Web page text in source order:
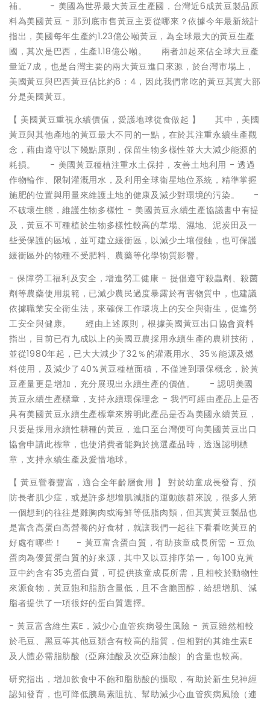
補。 - 美國為世界最大黃豆生產國，台灣近6成黃豆製品原
料為美國黃豆 - 那到底市售黃豆主要從哪來？依據今年最新統計
指出，美國每年生產約1.23億公噸黃豆，為全球最大的黃豆生產
國，其次是巴西，生產1.18億公噸。 兩者加起來佔全球大豆產
量近7成，也是台灣主要的兩大黃豆進口來源，於台灣市場上，
美國黃豆與巴西黃豆佔比約6：4，因此我們常吃的黃豆其實大部
分是美國黃豆。
【 美國黃豆重視永續價值，愛護地球從食做起 】 其中，美國
黃豆與其他產地的黃豆最大不同的一點，在於其注重永續生產觀
念，藉由遵守以下幾點原則，保留生物多樣性並大大減少能源的
耗損。 - 美國黃豆種植注重水土保持，友善土地利用 - 透過
作物輪作、限制灌溉用水，及利用全球衛星地位系統，精準掌握
施肥的位置與用量來維護土地的健康及減少對環境的污染。 -
不破壞生態，維護生物多樣性 - 美國黃豆永續生產協議書中有提
及，黃豆不可種植於生物多樣性較高的草場、濕地、泥炭田及一
些受保護的區域，並可建立緩衝區，以減少土壤侵蝕，也可保護
緩衝區外的物種不受肥料、農藥等化學物質影響。
- 保障勞工福利及安全，增進勞工健康 - 提倡遵守殺蟲劑、殺菌
劑等農藥使用規範，已減少農民過度暴露於有害物質中，也建議
依據職業安全衛生法，來確保工作環境上的安全與衛生，促進勞
工安全與健康。 經由上述原則，根據美國黃豆出口協會資料
指出，目前已有九成以上的美國豆農採用永續生產的農耕技術，
並從1980年起，已大大減少了32％的灌溉用水、35％能源及燃
料使用，及減少了40%黃豆種植面積，不僅達到環保概念，於黃
豆產量更是增加，充分展現出永續生產的價值。 - 認明美國
黃豆永續生產標章，支持永續環保理念 - 我們可經由產品上是否
具有美國黃豆永續生產標章來辨明此產品是否為美國永續黃豆，
只要是採用永續性耕種的黃豆，進口至台灣便可向美國黃豆出口
協會申請此標章，也使消費者能夠於挑選產品時，透過認明標
章，支持永續生產及愛惜地球。
【 黃豆營養豐富，適合全年齡層食用 】 對於幼童成長發育、預
防長者肌少症，或是許多想增肌減脂的運動族群來說，很多人第
一個想到的往往是雞胸肉或海鮮等低脂肉類，但其實黃豆製品也
是富含高蛋白高營養的好食材，就讓我們一起往下看看吃黃豆的
好處有哪些！ - 黃豆富含蛋白質，有助孩童成長所需 - 豆魚
蛋肉為優質蛋白質的好來源，其中又以豆排序第一，每100克黃
豆中約含有35克蛋白質，可提供孩童成長所需，且相較於動物性
來源食物，黃豆飽和脂肪含量低，且不含膽固醇，給想增肌、減
脂者提供了一項很好的蛋白質選擇。
- 黃豆富含維生素E，減少心血管疾病發生風險 - 黃豆雖然相較
於毛豆、黑豆等其他豆類含有較高的脂質，但相對的其維生素E
及人體必需脂肪酸（亞麻油酸及次亞麻油酸）的含量也較高。
研究指出，增加飲食中不飽和脂肪酸的攝取，有助於新生兒神經
認知發育，也可降低胰島素阻抗、幫助減少心血管疾病風險（連